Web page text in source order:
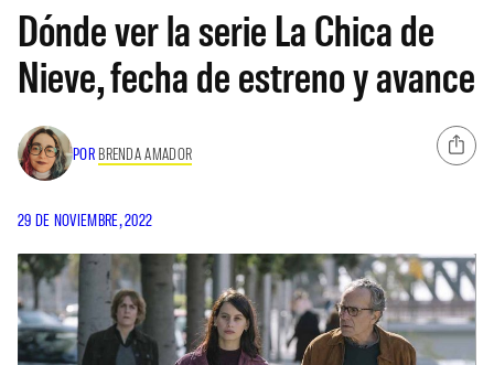
Dónde ver la serie La Chica de
Nieve, fecha de estreno y avance
POR BRENDA AMADOR
29 DE NOVIEMBRE, 2022